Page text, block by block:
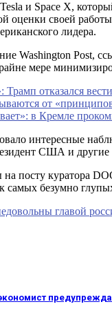
и Space X,
оценки своей
лидера.
Washington Post,
мере
отказался
от
в Кремле
интересные
США и
посту куратора
самых безумно
главой